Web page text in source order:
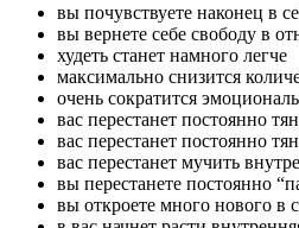
вы почувствуете наконец в
вы вернете себе свободу в
худеть станет намного легче
максимально снизится
очень сократится
вас перестанет постоянно
вас перестанет постоянно
вас перестанет мучить
вы перестанете постоянно
вы откроете много нового в